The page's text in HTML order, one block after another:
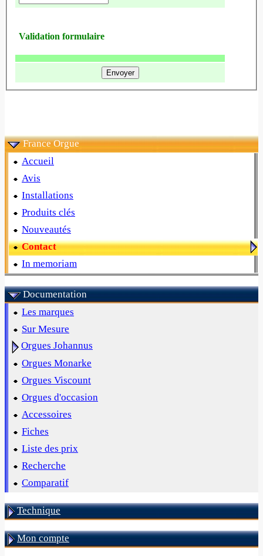
Validation formulaire
France Orgue
Accueil
Avis
Installations
Produits clés
Nouveautés
Contact
In memoriam
Documentation
Les marques
Sur Mesure
Orgues Johannus
Orgues Monarke
Orgues Viscount
Orgues d'occasion
Accessoires
Fiches
Liste des prix
Recherche
Comparatif
Technique
Mon compte